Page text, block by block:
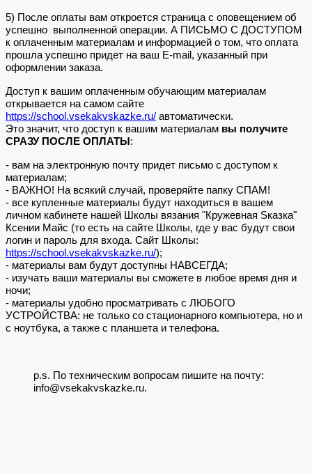
5) После оплаты вам откроется страница с оповещением об
успешно выполненной операции. А ПИСЬМО С ДОСТУПОМ
к оплаченным материалам и информацией о том, что оплата
прошла успешно придет на ваш E-mail, указанный при
оформлении заказа.
Доступ к вашим оплаченным обучающим материалам
открывается на самом сайте
https://school.vsekakvskazke.ru/ автоматически.
Это значит, что доступ к вашим материалам вы получите
СРАЗУ ПОСЛЕ ОПЛАТЫ :
- вам на электронную почту придет письмо с доступом к
материалам;
- ВАЖНО! На всякий случай, проверяйте папку СПАМ!
- все купленные материалы будут находиться в вашем
личном кабинете нашей Школы вязания "Кружевная Sказка"
Ксении Майс (то есть на сайте Школы, где у вас будут свои
логин и пароль для входа. Сайт Школы:
https://school.vsekakvskazke.ru/);
- материалы вам будут доступны НАВСЕГДА;
- изучать ваши материалы вы сможете в любое время дня и
ночи;
- материалы удобно просматривать с ЛЮБОГО
УСТРОЙСТВА: не только со стационарного компьютера, но и
с ноутбука, а также с планшета и телефона.
p.s. По техническим вопросам пишите на почту:
info@vsekakvskazke.ru.